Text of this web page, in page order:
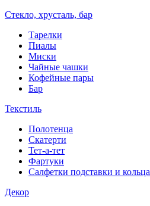
Стекло, хрусталь, бар
Тарелки
Пиалы
Миски
Чайные чашки
Кофейные пары
Бар
Текстиль
Полотенца
Скатерти
Тет-а-тет
Фартуки
Салфетки подставки и кольца
Декор